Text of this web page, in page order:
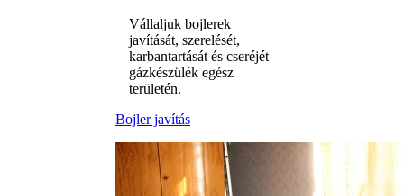
Vállaljuk bojlerek
javítását, szerelését,
karbantartását és cseréjét
gázkészülék egész
területén.
Bojler javítás